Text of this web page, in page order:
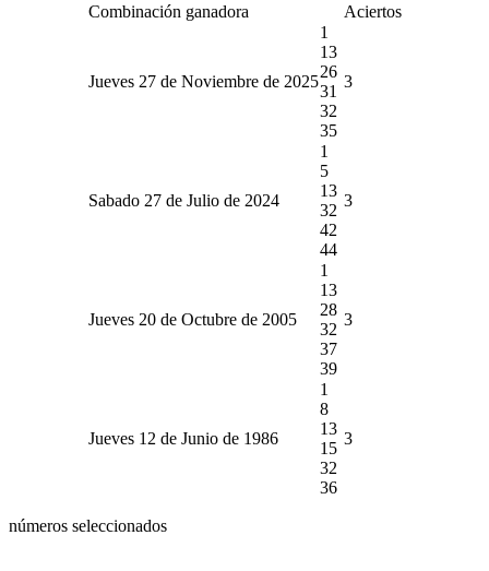
Combinación ganadora Aciertos
Jueves 27 de Noviembre de 2025
1
13
26
31
32
35
3
Sabado 27 de Julio de 2024
1
5
13
32
42
44
3
Jueves 20 de Octubre de 2005
1
13
28
32
37
39
3
Jueves 12 de Junio de 1986
1
8
13
15
32
36
3
números seleccionados